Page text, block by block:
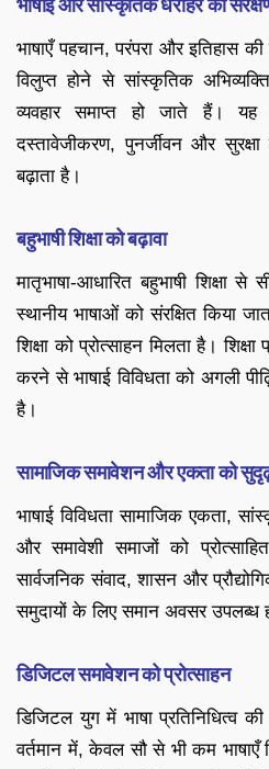
भाषाई और सांस्कृतिक धरोहर का
भाषाएँ पहचान, परंपरा और इतिहास
विलुप्त होने से सांस्कृतिक
व्यवहार समाप्त हो जाते हैं।
दस्तावेजीकरण, पुनर्जीवन और
बढ़ाता है।
बहुभाषी शिक्षा को बढ़ावा
मातृभाषा-आधारित बहुभाषी शिक्षा
स्थानीय भाषाओं को संरक्षित किया
शिक्षा को प्रोत्साहन मिलता है।
करने से भाषाई विविधता को अगली
है।
सामाजिक समावेशन और एकता को
भाषाई विविधता सामाजिक एकता,
और समावेशी समाजों को
सार्वजनिक संवाद, शासन और
समुदायों के लिए समान अवसर उपलब्ध
डिजिटल समावेशन को प्रोत्साहन
डिजिटल युग में भाषा प्रतिनिधित्व
वर्तमान में, केवल सौ से भी कम